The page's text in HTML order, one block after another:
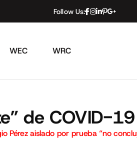
Follow Us:
WEC WRC
de COVID-19
Pérez aislado por prueba “no